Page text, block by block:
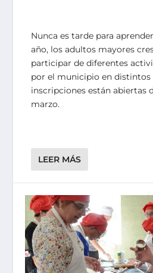
Nunca es tarde para
año, los adultos mayores
participar de diferentes
por el municipio en distintos
inscripciones están abiertas
marzo.
LEER MÁS